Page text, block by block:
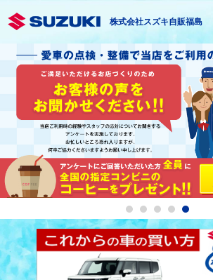
株式会社スズキ自販福島